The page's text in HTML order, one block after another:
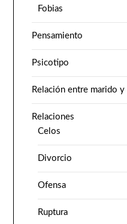
Fobias
Pensamiento
Psicotipo
Relación entre marido y
Relaciones
Celos
Divorcio
Ofensa
Ruptura